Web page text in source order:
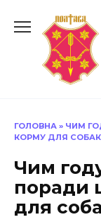
до
ГОЛОВНА » ЧИМ
КОРМУ ДЛЯ СОБАК
Чим
поради
для